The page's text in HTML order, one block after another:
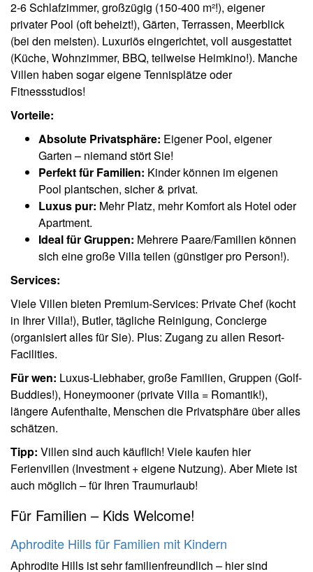
2-6 Schlafzimmer, großzügig (150-400 m²!), eigener
privater Pool (oft beheizt!), Gärten, Terrassen, Meerblick
(bei den meisten). Luxuriös eingerichtet, voll ausgestattet
(Küche, Wohnzimmer, BBQ, teilweise Heimkino!). Manche
Villen haben sogar eigene Tennisplätze oder
Fitnessstudios!
Vorteile:
Absolute Privatsphäre: Eigener Pool, eigener
Garten – niemand stört Sie!
Perfekt für Familien: Kinder können im eigenen
Pool plantschen, sicher & privat.
Luxus pur: Mehr Platz, mehr Komfort als Hotel oder
Apartment.
Ideal für Gruppen: Mehrere Paare/Familien können
sich eine große Villa teilen (günstiger pro Person!).
Services:
Viele Villen bieten Premium-Services: Private Chef (kocht
in Ihrer Villa!), Butler, tägliche Reinigung, Concierge
(organisiert alles für Sie). Plus: Zugang zu allen Resort-
Facilities.
Für wen: Luxus-Liebhaber, große Familien, Gruppen (Golf-
Buddies!), Honeymooner (private Villa = Romantik!),
längere Aufenthalte, Menschen die Privatsphäre über alles
schätzen.
Tipp: Villen sind auch käuflich! Viele kaufen hier
Ferienvillen (Investment + eigene Nutzung). Aber Miete ist
auch möglich – für Ihren Traumurlaub!
Für Familien – Kids Welcome!
Aphrodite Hills für Familien mit Kindern
Aphrodite Hills ist sehr familienfreundlich – hier sind